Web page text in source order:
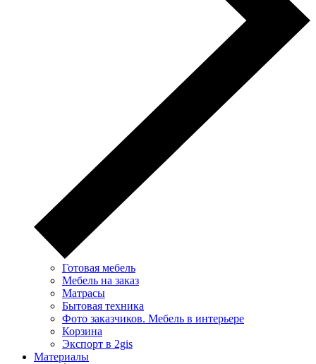
Готовая мебель
Мебель на заказ
Матрасы
Бытовая техника
Фото заказчиков. Мебель в интерьере
Корзина
Экспорт в 2gis
Материалы